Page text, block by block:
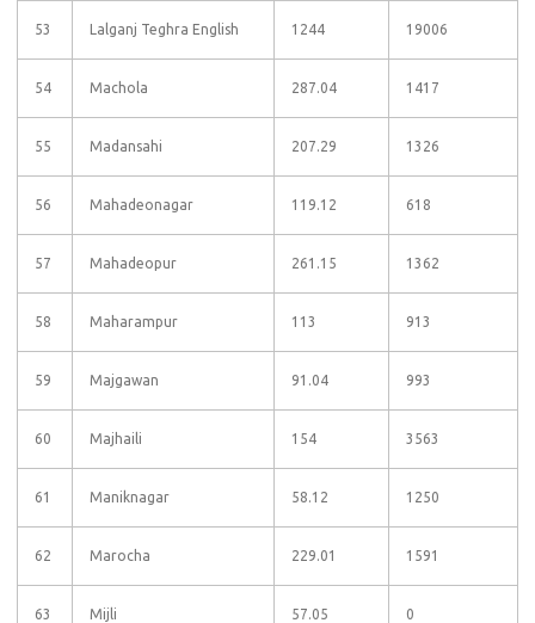
53 Lalganj Teghra English 1244 19006
54 Machola 287.04 1417
55 Madansahi 207.29 1326
56 Mahadeonagar 119.12 618
57 Mahadeopur 261.15 1362
58 Maharampur 113 913
59 Majgawan 91.04 993
60 Majhaili 154 3563
61 Maniknagar 58.12 1250
62 Marocha 229.01 1591
63 Mijli 57.05 0